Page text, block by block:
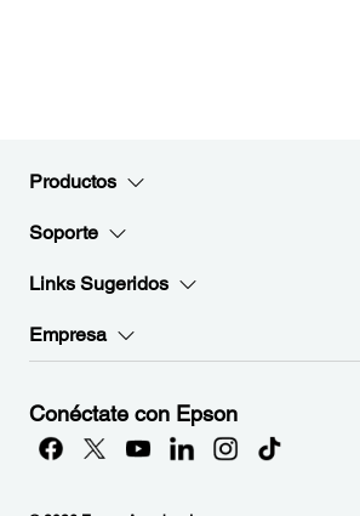
Productos
Soporte
Links Sugeridos
Empresa
Conéctate con Epson